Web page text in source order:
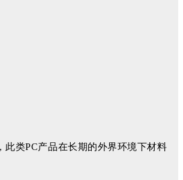
类PC产品在长期的外界环境下材料